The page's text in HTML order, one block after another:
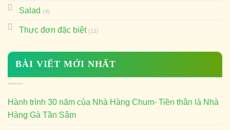
Salad (4)
Thực đơn đặc biệt (11)
BÀI VIẾT MỚI NHẤT
Hành trình 30 năm của Nhà Hàng Chum- Tiền thân là Nhà
Hàng Gà Tần Sâm